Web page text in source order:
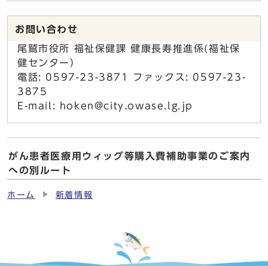
お問い合わせ
尾鷲市役所 福祉保健課 健康長寿推進係(福祉保
健センター）
電話: 0597-23-3871 ファックス: 0597-23-
3875
E-mail: hoken@city.owase.lg.jp
がん患者医療用ウィッグ等購入費補助事業のご案内
への別ルート
ホーム 新着情報